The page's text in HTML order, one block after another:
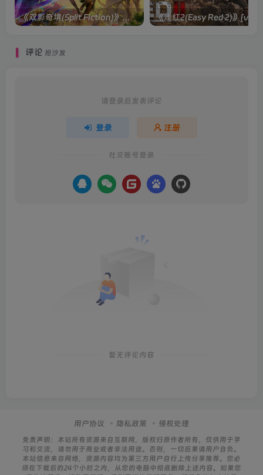
《双影奇境(Split Fiction)》单机版/联机版[v1.0 单机版/联机版]
评论 抢沙发
请登录后发表评论
登录 注册
社交账号登录
暂无评论内容
用户协议 隐私政策 侵权处理
免责声明：本站所有资源来自互联网，版权归原作者所有，仅供用于学
习和交流，请勿用于商业或者非法用途。否则，一切后果请用户自负。
本站信息来自网络，资源内容均为第三方用户自行上传分享推荐。您必
须在下载后的24个小时之内，从您的电脑中彻底删除上述内容。如果您